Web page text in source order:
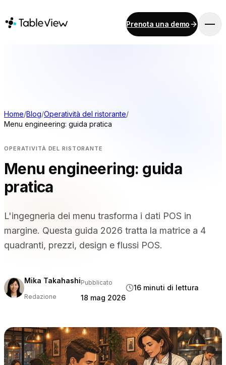
Prenota una demo
Contabilità
Pagamenti
Instant Site
SOLUZIONI
PER TIPO DI STRUTTURA
Bar e discoteche
Hotel e resort
Da asporto e consegna a domicilio
CONFRONTA
Tableview contro Toast
Home/Blog/Operatività del ristorante/
Menu engineering: guida pratica
OPERATIVITÀ DEL RISTORANTE
Menu engineering: guida
pratica
L'ingegneria dei menu trasforma i dati POS in
margine. Questa guida 2026 tratta la matrice a 4
quadranti, prezzi, design e flussi POS.
Mika Takahashi
Redazione
Pubblicato
18 mag 2026
16 minuti di lettura